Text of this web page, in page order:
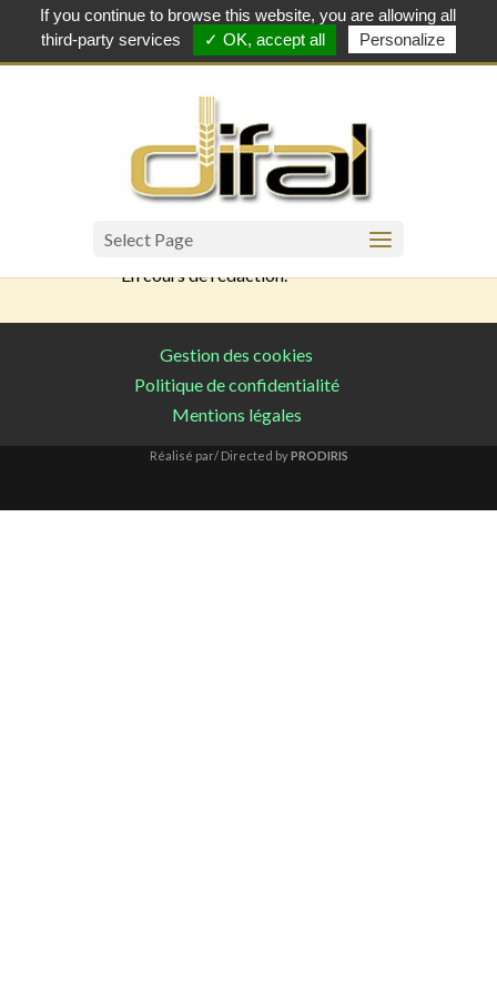
06 11 38 30 56
Select Page
Politique de
confidentialité
En cours de rédaction.
Gestion des cookies
Politique de confidentialité
Mentions légales
Réalisé par/ Directed byPRODIRIS
If you continue to browse this website, you are allowing all
third-party services
✓ OK, accept all Personalize